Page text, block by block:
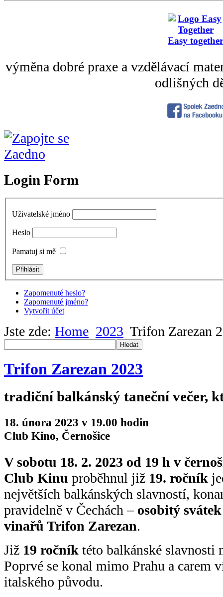
Easy together
výměna dobré praxe a vzdělávací
odlišných
Login Form
Uživatelské jméno
Heslo
Pamatuj si mě
Zapomenuté heslo?
Zapomenuté jméno?
Vytvořit účet
Jste zde: Home 2023 Trifon Zarezan
Hledat
Trifon Zarezan 2023
tradiční balkánský taneční večer,
18. února 2023 v 19.00 hodin
Club Kino, Černošice
V sobotu 18. 2. 2023 od 19 h v
Club Kinu proběhnul již 19. ročník
největších balkánských slavností,
pravidelně v Čechách – osobitý svátek
vinařů Trifon Zarezan.
Již 19 ročník této balkánské slavnosti
Poprvé se konal mimo Prahu a carem
italského původu.